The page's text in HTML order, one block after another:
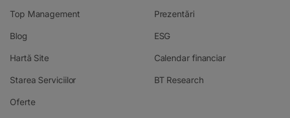
Top Management
Blog
Hartă Site
Starea Serviciilor
Oferte
Prezentări
ESG
Calendar financiar
BT Research